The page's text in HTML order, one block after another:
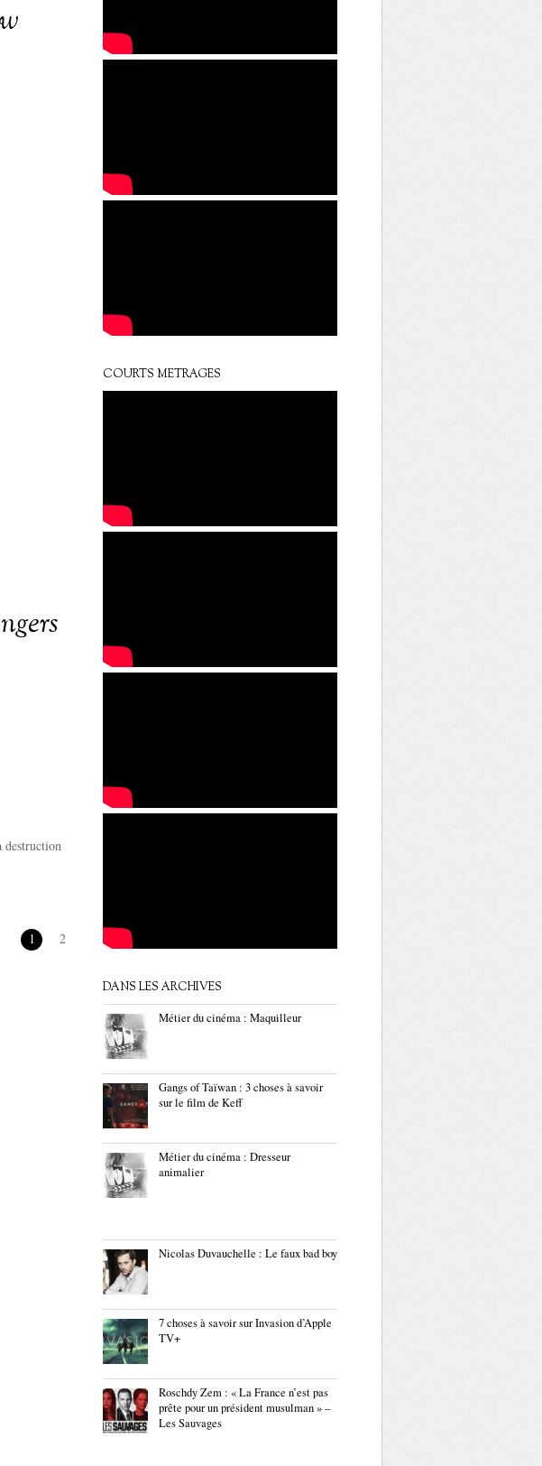
destruction
1 2
COURTS METRAGES
DANS LES ARCHIVES
Métier du cinéma : Maquilleur
Gangs of Taïwan : 3 choses à savoir
sur le film de Keff
Métier du cinéma : Dresseur
animalier
Nicolas Duvauchelle : Le faux bad boy
7 choses à savoir sur Invasion d’Apple
TV+
Roschdy Zem : « La France n’est pas
prête pour un président musulman » –
Les Sauvages